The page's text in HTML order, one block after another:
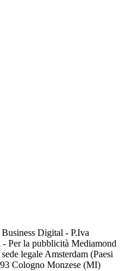
Digital - P.Iva
Per la pubblicità Mediamond
legale Amsterdam (Paesi
Cologno Monzese (MI)